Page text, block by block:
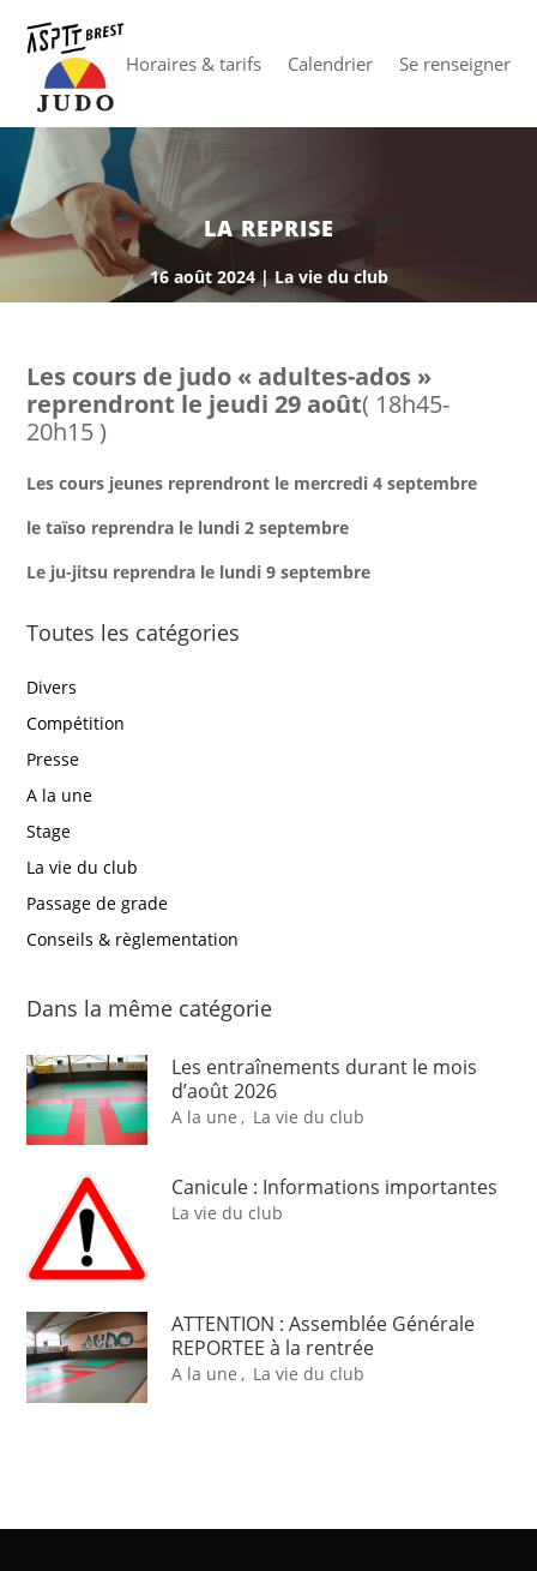
Horaires & tarifs Calendrier Se renseigner
LA REPRISE
16 août 2024|La vie du club
Les cours de judo « adultes-ados »
reprendront le jeudi 29 août( 18h45-
20h15 )
Les cours jeunes reprendront le mercredi 4 septembre
le taïso reprendra le lundi 2 septembre
Le ju-jitsu reprendra le lundi 9 septembre
Toutes les catégories
Divers
Compétition
Presse
A la une
Stage
La vie du club
Passage de grade
Conseils & règlementation
Dans la même catégorie
Les entraînements durant le mois
d’août 2026
A la une , La vie du club
Canicule : Informations importantes
La vie du club
ATTENTION : Assemblée Générale
REPORTEE à la rentrée
A la une , La vie du club